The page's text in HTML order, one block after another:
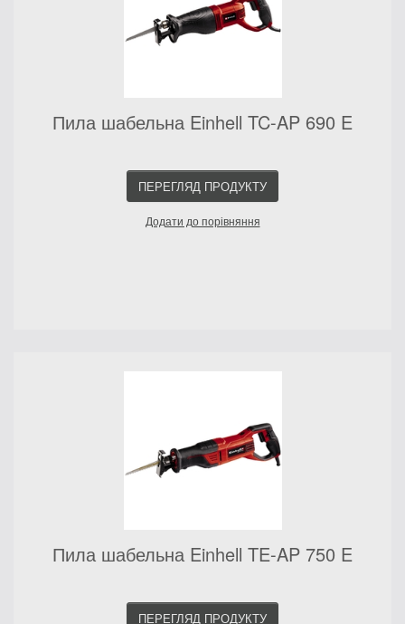
Пила шабельна Einhell TC-AP 690 E
ПЕРЕГЛЯД ПРОДУКТУ
Додати до порівняння
Пила шабельна Einhell TE-AP 750 E
ПЕРЕГЛЯД ПРОДУКТУ